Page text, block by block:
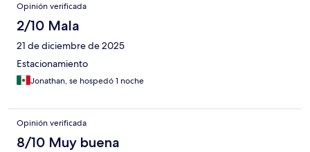
Opinión verificada
2/10 Mala
21 de diciembre de 2025
Estacionamiento
Jonathan, se hospedó 1 noche
Opinión verificada
8/10 Muy buena